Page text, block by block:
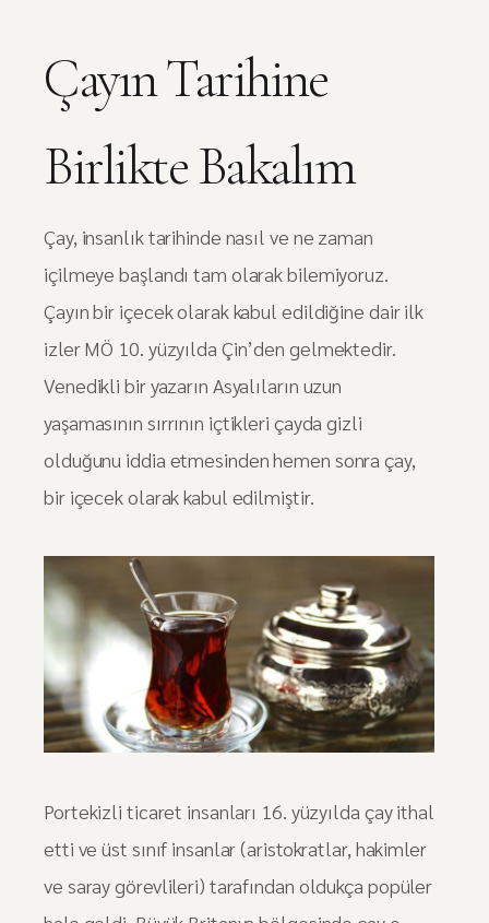
Çayın Tarihine
Birlikte Bakalım
Çay, insanlık tarihinde nasıl ve ne zaman
içilmeye başlandı tam olarak bilemiyoruz.
Çayın bir içecek olarak kabul edildiğine dair ilk
izler MÖ 10. yüzyılda Çin’den gelmektedir.
Venedikli bir yazarın Asyalıların uzun
yaşamasının sırrının içtikleri çayda gizli
olduğunu iddia etmesinden hemen sonra çay,
bir içecek olarak kabul edilmiştir.
Portekizli ticaret insanları 16. yüzyılda çay ithal
etti ve üst sınıf insanlar (aristokratlar, hakimler
ve saray görevlileri) tarafından oldukça popüler